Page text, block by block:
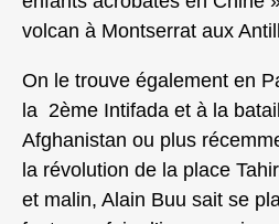
volcan à Montserrat aux
On le trouve également en
la 2ème Intifada et à la
Afghanistan ou plus
la révolution de la place
et malin, Alain Buu sait se